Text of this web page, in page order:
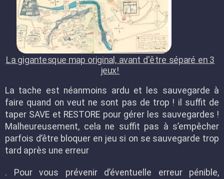
La gigantesque map original, avant d'être séparé en 3
jeux!
La tache est néanmoins ardu et les sauvegarde à
faire quand on veut ne sont pas de trop ! il suffit de
taper SAVE et RESTORE pour gérer les sauvegardes !
Malheureusement, cela ne suffit pas à s’empêcher
parfois d’être bloquer en jeu si on se sauvegarde trop
tard après une erreur
. Pour vous prévenir d’éventuelle erreur pénible,